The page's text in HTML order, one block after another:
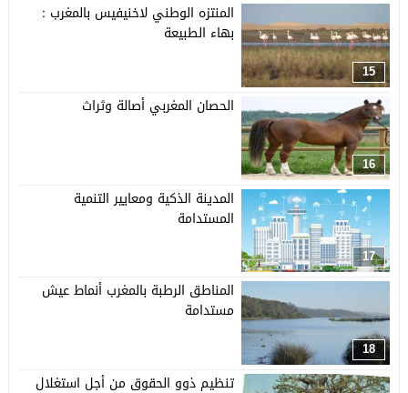
15
المنتزه الوطني لاخنيفيس بالمغرب :
بهاء الطبيعة
16
الحصان المغربي أصالة وثراث
17
المدينة الذكية ومعايير التنمية
المستدامة
18
المناطق الرطبة بالمغرب أنماط عيش
مستدامة
تنظيم ذوو الحقوق من أجل استغلال